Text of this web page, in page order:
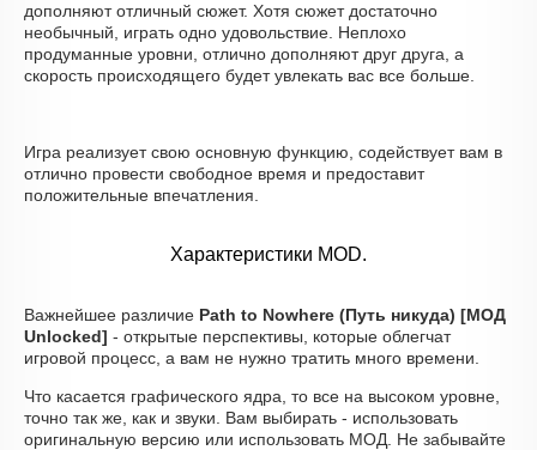
дополняют отличный сюжет. Хотя сюжет достаточно
необычный, играть одно удовольствие. Неплохо
продуманные уровни, отлично дополняют друг друга, а
скорость происходящего будет увлекать вас все больше.
Игра реализует свою основную функцию, содействует вам в
отлично провести свободное время и предоставит
положительные впечатления.
Характеристики MOD.
Важнейшее различие Path to Nowhere (Путь никуда) [МОД
Unlocked] - открытые перспективы, которые облегчат
игровой процесс, а вам не нужно тратить много времени.
Что касается графического ядра, то все на высоком уровне,
точно так же, как и звуки. Вам выбирать - использовать
оригинальную версию или использовать МОД. Не забывайте